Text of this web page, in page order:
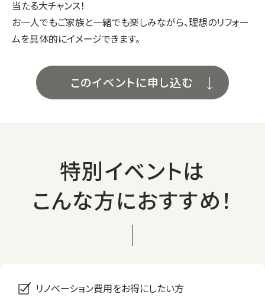
当たる大チャンス！
お一人でもご家族と一緒でも楽しみながら、理想のリフォー
ムを具体的にイメージできます。
このイベントに申し込む
特別イベントは
こんな方におすすめ！
リノベーション費用をお得にしたい方